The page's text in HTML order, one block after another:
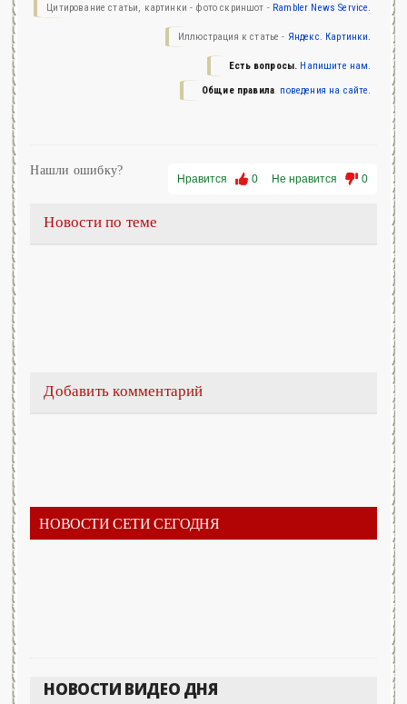
Цитирование статьи, картинки - фото скриншот - Rambler News Service.
Иллюстрация к статье - Яндекс. Картинки.
Есть вопросы. Напишите нам.
Общие правила поведения на сайте.
Нравится 0 Не нравится 0
Нашли ошибку?
Новости по теме
Добавить комментарий
НОВОСТИ СЕТИ СЕГОДНЯ
НОВОСТИ ВИДЕО ДНЯ